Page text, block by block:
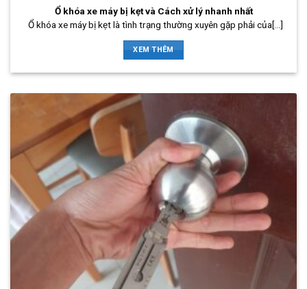
Ổ khóa xe máy bị kẹt và Cách xử lý nhanh nhất
Ổ khóa xe máy bị kẹt là tình trạng thường xuyên gặp phải của[...]
XEM THÊM